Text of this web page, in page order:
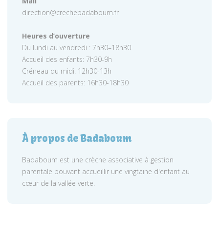
direction@crechebadaboum.fr
Heures d’ouverture
Du lundi au vendredi : 7h30–18h30
Accueil des enfants: 7h30-9h
Créneau du midi: 12h30-13h
Accueil des parents: 16h30-18h30
À propos de Badaboum
Badaboum est une crèche associative à gestion
parentale pouvant accueillir une vingtaine d'enfant au
cœur de la vallée verte.